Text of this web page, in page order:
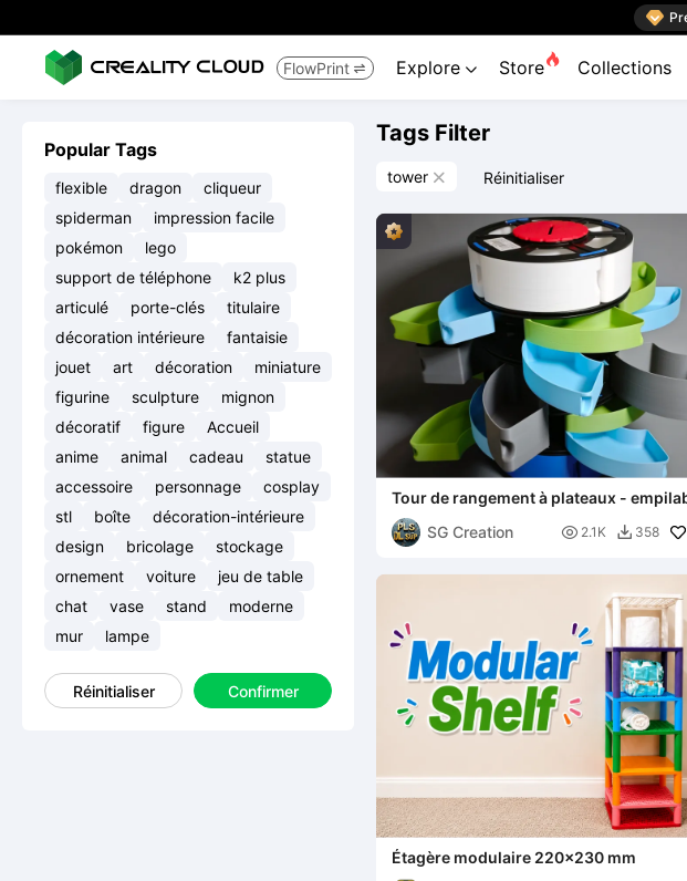

FlowPrint  Explore  Store Collections
Popular Tags
flexible dragon
cliqueur
spiderman
impression facile
pokémon
lego
support de téléphone
k2 plus
articulé
porte-clés
titulaire
décoration intérieure
fantaisie
jouet
art décoration
miniature
figurine
sculpture
mignon
décoratif
figure
Accueil
anime
animal cadeau
statue
accessoire
personnage
cosplay
stl
boîte
décoration-intérieure
design
bricolage
stockage
ornement
voiture
jeu de table
chat
vase stand
moderne
mur
lampe
Réinitialiser Confirmer
Tags Filter
tower  Réinitialiser
Tour de rangement à plateaux -
à l'infini, rotatif, t
SG Creation
 2.1K  358
Étagère modulaire 220x230 mm